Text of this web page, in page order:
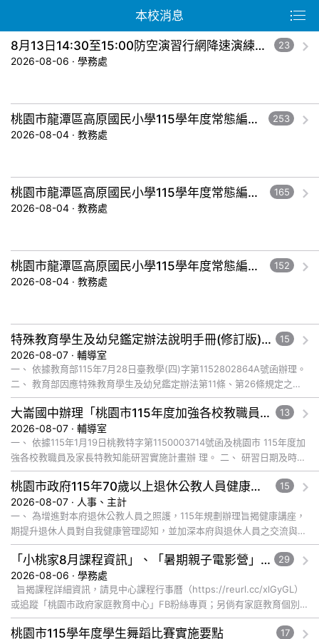
本校消息
8月13日14:30至15:00防空演習行網降速演練，請預為因應，詳洽NCC官網 23
2026-08-06 · 學務處
桃園市龍潭區高原國民小學115學年度常態編班暨導師編配作業結果公告-五年級。 253
2026-08-04 · 教務處
桃園市龍潭區高原國民小學115學年度常態編班暨導師編配作業結果公告-三年級。 165
2026-08-04 · 教務處
桃園市龍潭區高原國民小學115學年度常態編班暨導師編配作業結果公告-一年級。 152
2026-08-04 · 教務處
特殊教育學生及幼兒鑑定辦法說明手冊(修訂版)與學習障礙鑑定說明影片已公告於全國特殊教育資訊網，請自行上網觀看或下載運用 15
2026-08-07 · 輔導室
一、 依據教育部115年7月28日臺教學(四)字第1152802864A號函辦理。
二、 教育部因應特殊教育學生及幼兒鑑定辦法第11條、第26條規定之修
正，為協助各教育階段教師、學生、家長及主管機關... 觀看完整文章
大崙國中辦理「桃園市115年度加強各校教職員及家長特教知能研習」，鼓勵教師、特教助理員、家長踴躍報名參加 13
2026-08-07 · 輔導室
一、 依據115年1月19日桃教特字第1150003714號函及桃園市 115年度加
強各校教職員及家長特教知能研習實施計畫辦 理。 二、 研習日期及時
間：115年8月28日(五)上午9:00-12:... 觀看完整文章
桃園市政府115年70歲以上退休公教人員健康講座「吃得安心，動得舒心」，歡迎退休同仁踴躍參加 15
2026-08-07 · 人事、主計
一、 為增進對本府退休公教人員之照護，115年規劃辦理旨揭健康講座，
期提升退休人員對自我健康管理認知，並加深本府與退休人員之交流與情
誼，講座內容說明如下： (一) 辦理日期及地點： １、 ... 觀看完整文章
「小桃家8月課程資訊」、「暑期親子電影營」、「祖孫樂淘桃」、「愛『原原』不絕-親子共學同樂會」 29
2026-08-06 · 學務處
或追蹤「桃園市政府家庭教育中心」FB粉絲專頁；另倘有家庭教育個別
化服務需求，可撥打41281... 觀看完整文章
桃園市115學年度學生舞蹈比賽實施要點 17